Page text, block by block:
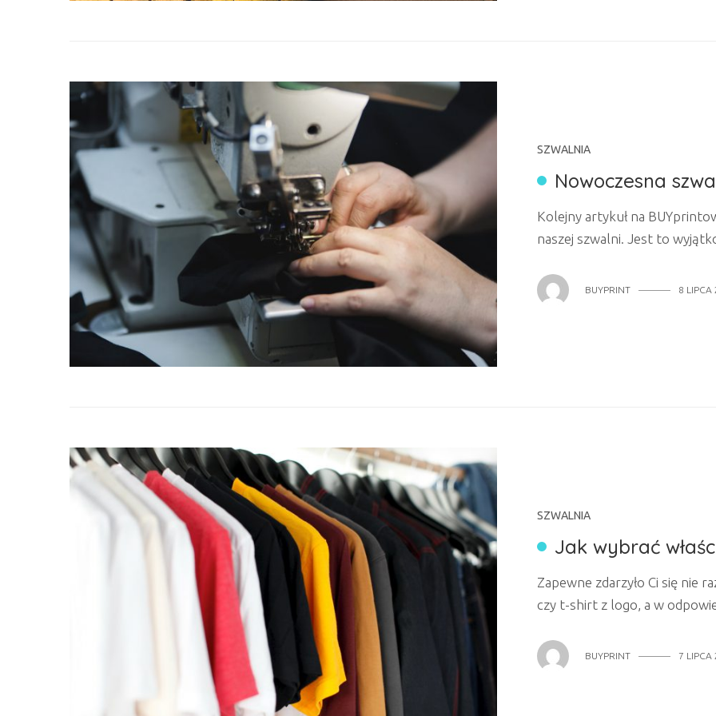
SZWALNIA
Nowoczesna
Kolejny artykuł na
naszej szwalni. Jest to
rzeczywistość. Ten tekst
sensie technologicznym, ale
BUYPRINT 8 LIPCA
SZWALNIA
Jak wybrać
Zapewne zdarzyło Ci się nie
czy t-shirt z logo, a w
postaramy się rozjaśnić
możecie spodziewać się
BUYPRINT 7 LIPCA